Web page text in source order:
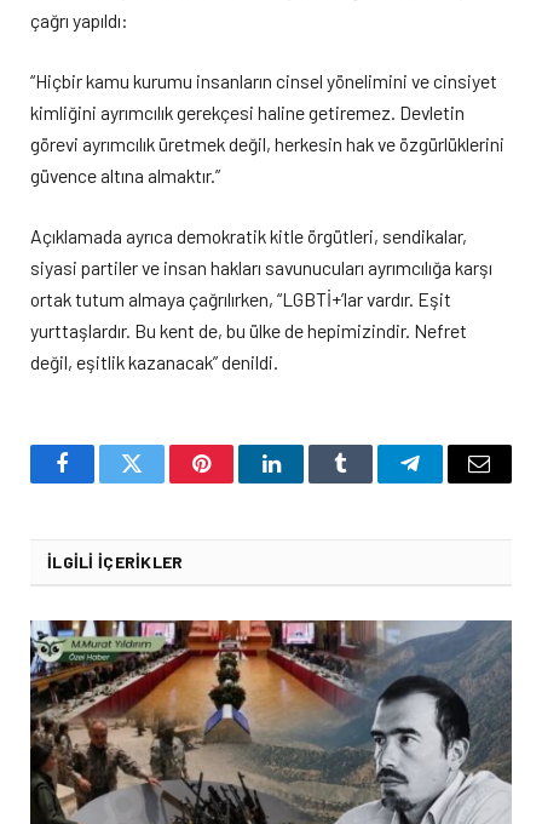
çağrı yapıldı:
“Hiçbir kamu kurumu insanların cinsel yönelimini ve cinsiyet
kimliğini ayrımcılık gerekçesi haline getiremez. Devletin
görevi ayrımcılık üretmek değil, herkesin hak ve özgürlüklerini
güvence altına almaktır.”
Açıklamada ayrıca demokratik kitle örgütleri, sendikalar,
siyasi partiler ve insan hakları savunucuları ayrımcılığa karşı
ortak tutum almaya çağrılırken, “LGBTİ+’lar vardır. Eşit
yurttaşlardır. Bu kent de, bu ülke de hepimizindir. Nefret
değil, eşitlik kazanacak” denildi.
FacebookTwitter PinterestLinkedInTumblr TelegramEmail
İLGILI İÇERIKLER